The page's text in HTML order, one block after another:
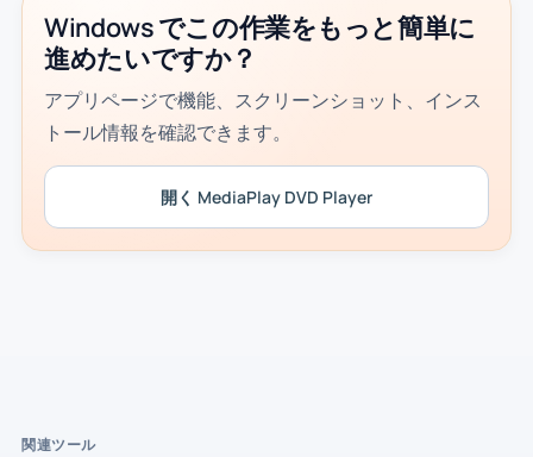
Windows でこの作業をもっと簡単に
進めたいですか？
アプリページで機能、スクリーンショット、インス
トール情報を確認できます。
開く MediaPlay DVD Player
関連ツール